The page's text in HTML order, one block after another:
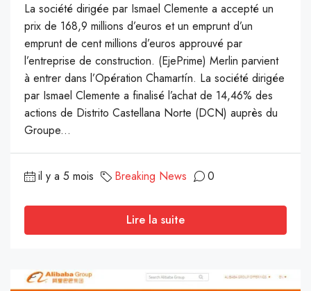
La société dirigée par Ismael Clemente a accepté un
prix de 168,9 millions d’euros et un emprunt d’un
emprunt de cent millions d’euros approuvé par
l’entreprise de construction. (EjePrime) Merlin parvient
à entrer dans l’Opération Chamartín. La société dirigée
par Ismael Clemente a finalisé l’achat de 14,46% des
actions de Distrito Castellana Norte (DCN) auprès du
Groupe...
il y a 5 mois Breaking News 0
Lire la suite